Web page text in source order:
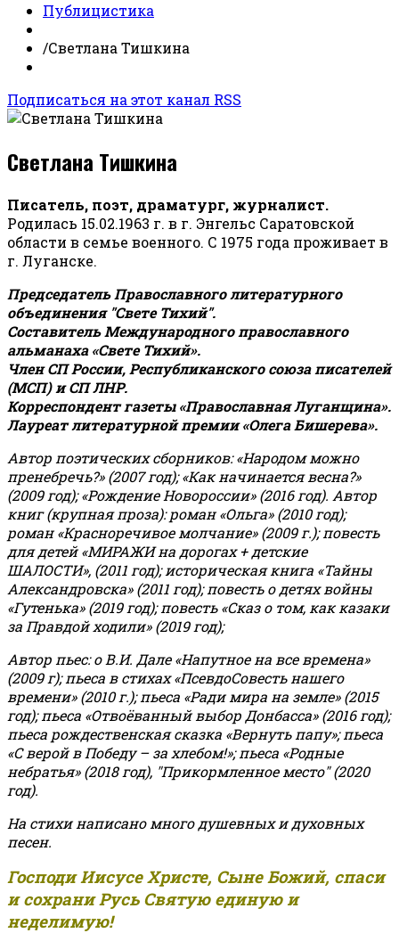
Публицистика
/Светлана Тишкина
Подписаться на этот канал RSS
Светлана Тишкина
Писатель, поэт, драматург, журналист.
Родилась 15.02.1963 г. в г. Энгельс Саратовской
области в семье военного. С 1975 года проживает в
г. Луганске.
Председатель Православного литературного
объединения "Свете Тихий".
Составитель Международного православного
альманаха «Свете Тихий».
Член СП России, Республиканского союза писателей
(МСП) и СП ЛНР.
Корреспондент газеты «Православная Луганщина».
Лауреат литературной премии «Олега Бишерева».
Автор поэтических сборников: «Народом можно
пренебречь?» (2007 год); «Как начинается весна?»
(2009 год); «Рождение Новороссии» (2016 год). Автор
книг (крупная проза): роман «Ольга» (2010 год);
роман «Красноречивое молчание» (2009 г.); повесть
для детей «МИРАЖИ на дорогах + детские
ШАЛОСТИ», (2011 год); историческая книга «Тайны
Александровска» (2011 год); повесть о детях войны
«Гутенька» (2019 год); повесть «Сказ о том, как казаки
за Правдой ходили» (2019 год);
Автор пьес: о В.И. Дале «Напутное на все времена»
(2009 г); пьеса в стихах «ПсевдоСовесть нашего
времени» (2010 г.); пьеса «Ради мира на земле» (2015
год); пьеса «Отвоёванный выбор Донбасса» (2016 год);
пьеса рождественская сказка «Вернуть папу»; пьеса
«С верой в Победу – за хлебом!»;пьеса «Родные
небратья» (2018 год), "Прикормленное место" (2020
год).
На стихи написано много душевных и духовных
песен.
Господи Иисусе Христе, Сыне Божий, спаси
и сохрани Русь Святую единую и
неделимую!